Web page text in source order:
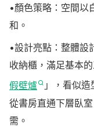
•顏色策略：空間以
和。
•設計亮點：整體設
收納櫃，滿足基本
假壁爐
」，看似
從書房直通下層臥
需。